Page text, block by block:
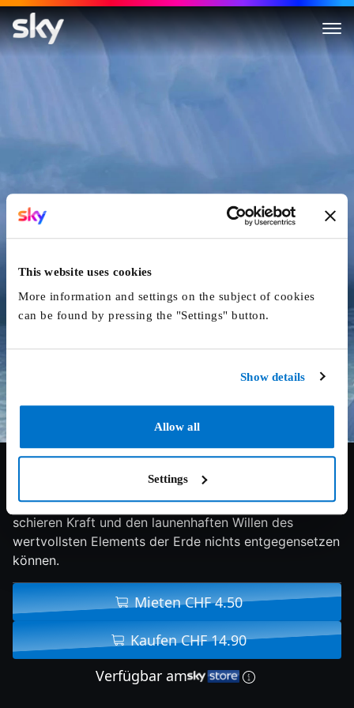
This website uses cookies
More information and settings on the subject of cookies
can be found by pressing the "Settings" button.
Show details
Allow all
Settings
Aquarela
6.6/10 2019 90 min Doku
Der Film ist ein visueller Weckruf, dass Menschen der
schieren Kraft und den launenhaften Willen des
wertvollsten Elements der Erde nichts entgegensetzen
können.
Mieten CHF 4.50
Kaufen CHF 14.90
Verfügbar am